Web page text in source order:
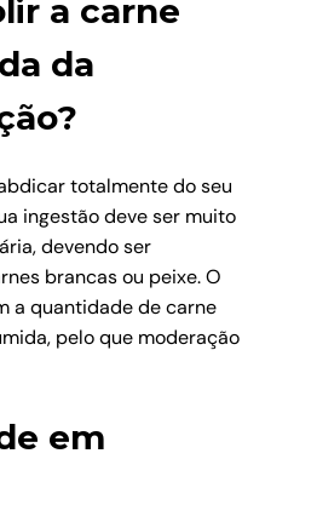
a carne
da
totalmente do seu
ingestão deve ser muito
devendo ser
brancas ou peixe. O
a quantidade de carne
pelo que moderação
em